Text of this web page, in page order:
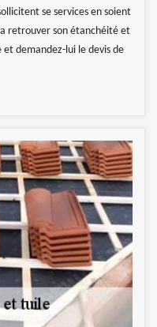
se services en soient
retrouver son étanchéité et
et demandez-lui le devis de